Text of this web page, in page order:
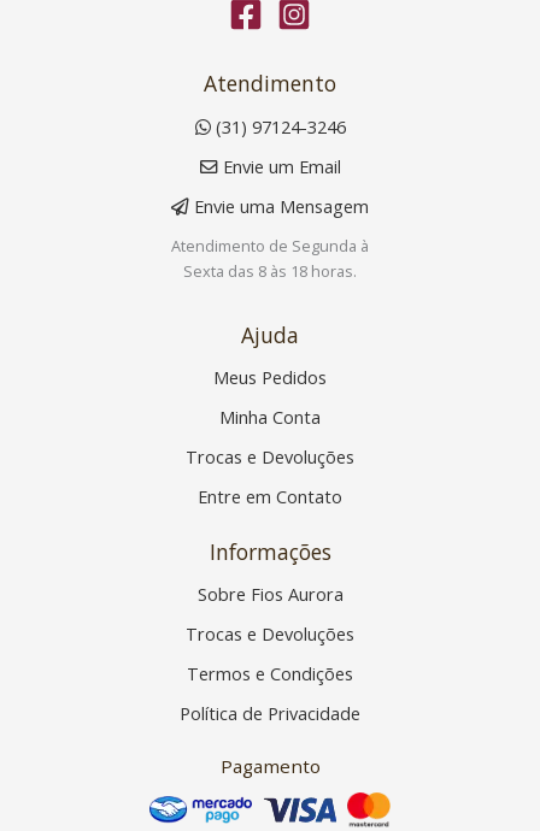
Atendimento
(31) 97124-3246
Envie um Email
Envie uma Mensagem
Atendimento de Segunda à
Sexta das 8 às 18 horas.
Ajuda
Meus Pedidos
Minha Conta
Trocas e Devoluções
Entre em Contato
Informações
Sobre Fios Aurora
Trocas e Devoluções
Termos e Condições
Política de Privacidade
Pagamento